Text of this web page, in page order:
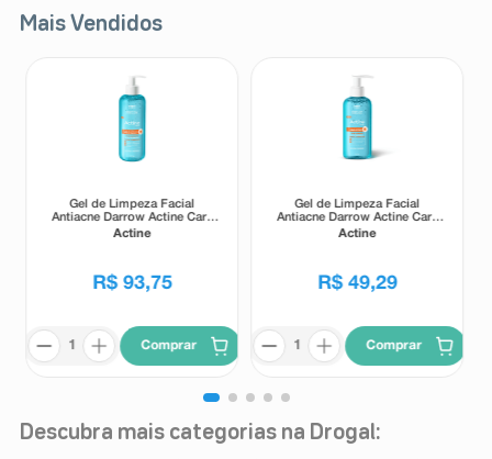
Mais Vendidos
Gel de Limpeza Facial
Antiacne Darrow Actine Care
Alta Tolerância 400g
Actine
R$ 93,75
Comprar
Gel de Limpeza Facial
Antiacne Darrow Actine Care
Alta Tolerância 140g
Actine
R$ 49,29
Comprar
Descubra mais categorias na Drogal: